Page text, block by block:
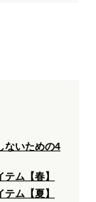
ないための4
ム【春】
ム【夏】